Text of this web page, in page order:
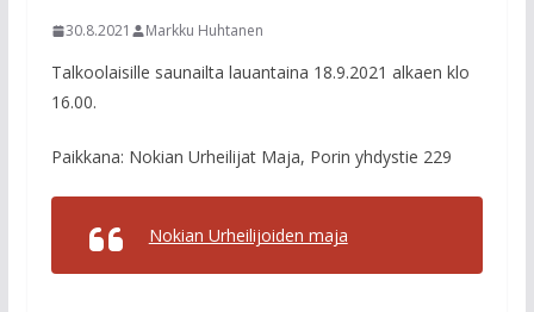
30.8.2021 Markku Huhtanen
Talkoolaisille saunailta lauantaina 18.9.2021 alkaen klo
16.00.
Paikkana: Nokian Urheilijat Maja, Porin yhdystie 229
Nokian Urheilijoiden maja